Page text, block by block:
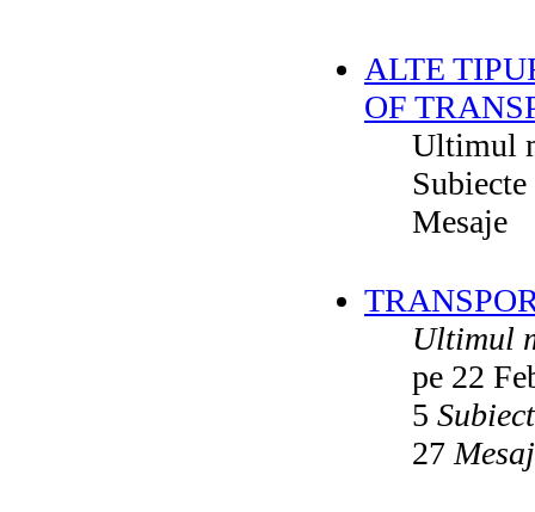
ALTE
OF
Ultimul
Subiecte
Mesaje
Ultimul
pe 22
5
27